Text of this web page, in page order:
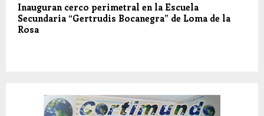
Inauguran cerco perimetral en la Escuela
Secundaria “Gertrudis Bocanegra” de Loma de la
Rosa